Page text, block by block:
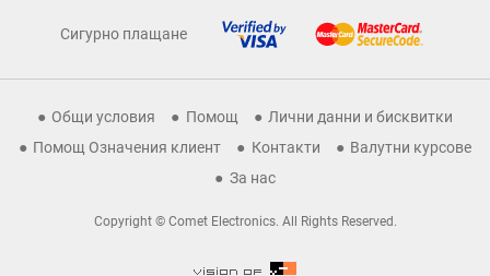
Сигурно плащане
Общи условия Помощ
Лични данни и бисквитки
Помощ Означения клиент
Контакти
Валутни курсове
За нас
Copyright © Comet Electronics. All Rights Reserved.